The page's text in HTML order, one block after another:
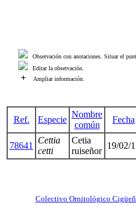
Observación con anotaciones. Situar el
Editar la observación.
+ Ampliar información.
Ref. Especie
Nombre
común
Fecha
78641
Cettia
cetti
Cetia
ruiseñor
19/02/
Colectivo Ornitológico